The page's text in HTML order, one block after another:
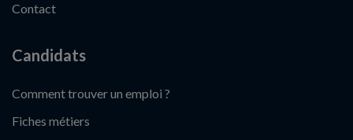
Contact
Candidats
Comment trouver un emploi ?
Fiches métiers